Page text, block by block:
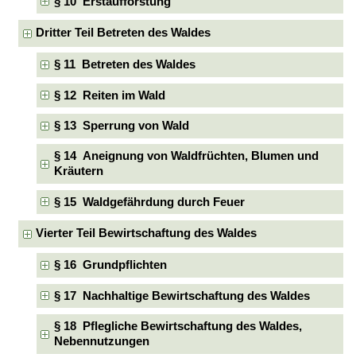
Dritter Teil Betreten des Waldes
§ 11 Betreten des Waldes
§ 12 Reiten im Wald
§ 13 Sperrung von Wald
§ 14 Aneignung von Waldfrüchten, Blumen und
Kräutern
§ 15 Waldgefährdung durch Feuer
Vierter Teil Bewirtschaftung des Waldes
§ 16 Grundpflichten
§ 17 Nachhaltige Bewirtschaftung des Waldes
§ 18 Pflegliche Bewirtschaftung des Waldes,
Nebennutzungen